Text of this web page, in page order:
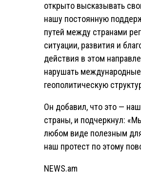
открыто высказывать
нашу постоянную
путей между странами
ситуации, развития и
действия в этом
нарушать
геополитическую
Он добавил, что это —
страны, и подчеркнул:
любом виде полезным
наш протест по этому
NEWS.am